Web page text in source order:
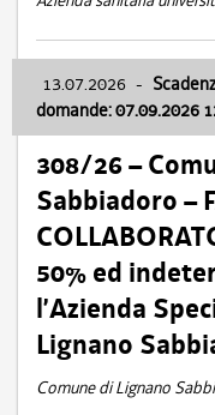
13.07.2026 -
domande: 07.09.2026
308/26 –
Sabbiadoro –
50% ed
l’Azienda
Lignano
Comune di Lignano